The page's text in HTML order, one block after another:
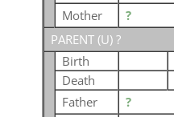
Mother
?
PARENT (U) ?
Birth
Death
Father
?